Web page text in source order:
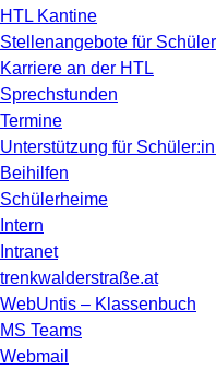
HTL Kantine
Stellenangebote für
Karriere an der HTL
Sprechstunden
Termine
Unterstützung für
Beihilfen
Schülerheime
Intern
Intranet
trenkwalderstraße.at
WebUntis – Klassenbuch
MS Teams
Webmail